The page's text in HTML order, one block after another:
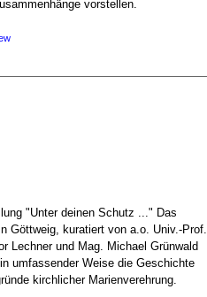
vorstellen.
"Unter deinen Schutz ..." Das
Göttweig, kuratiert von a.o. Univ.-Prof.
Lechner und Mag. Michael Grünwald
umfassender Weise die Geschichte
kirchlicher Marienverehrung.